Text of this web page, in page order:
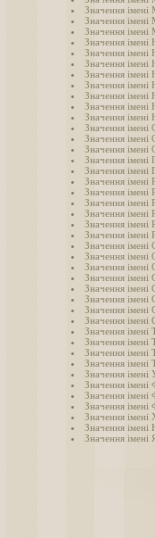
Значення імені
Значення імені
Значення імені
Значення імені
Значення імені
Значення імені
Значення імені
Значення імені
Значення імені
Значення імені
Значення імені
Значення імені
Значення імені
Значення імені
Значення імені
Значення імені
Значення імені
Значення імені
Значення імені
Значення імені
Значення імені
Значення імені
Значення імені
Значення імені
Значення імені
Значення імені
Значення імені
Значення імені
Значення імені
Значення імені
Значення імені
Значення імені
Значення імені
Значення імені
Значення імені
Значення імені
Значення імені
Значення імені
Значення імені
Значення імені
Значення імені